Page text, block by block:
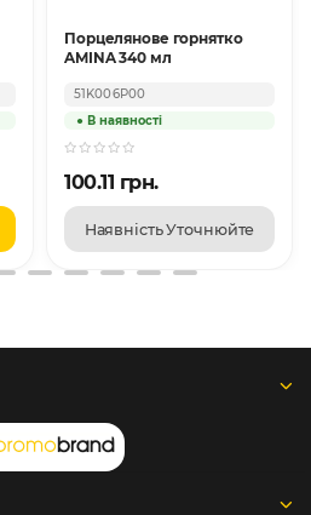
Порцелянове горнятко
AMINA 340 мл
51K006P00
100.11 грн.
Наявність Уточнюйте